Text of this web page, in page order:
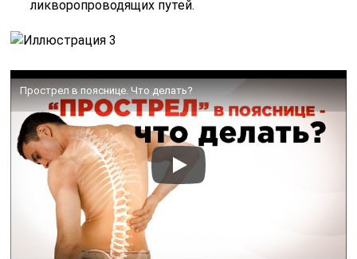
ликворопроводящих путей.
Прострел в пояснице. Что делать?